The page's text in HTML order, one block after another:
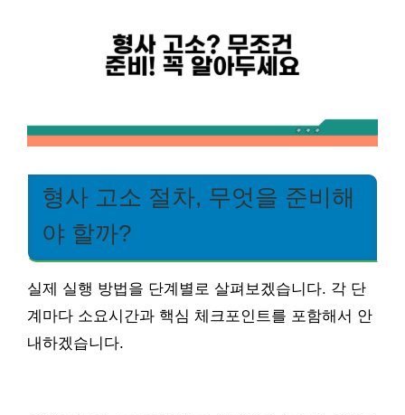
형사 고소 절차, 무엇을 준비해
야 할까?
실제 실행 방법을 단계별로 살펴보겠습니다. 각 단
계마다 소요시간과 핵심 체크포인트를 포함해서 안
내하겠습니다.